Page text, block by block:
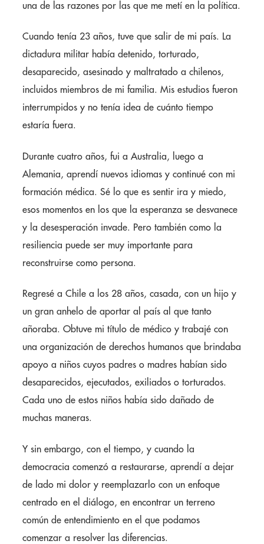
una de las razones por las que me metí en la política.
Cuando tenía 23 años, tuve que salir de mi país. La
dictadura militar había detenido, torturado,
desaparecido, asesinado y maltratado a chilenos,
incluidos miembros de mi familia. Mis estudios fueron
interrumpidos y no tenía idea de cuánto tiempo
estaría fuera.
Durante cuatro años, fui a Australia, luego a
Alemania, aprendí nuevos idiomas y continué con mi
formación médica. Sé lo que es sentir ira y miedo,
esos momentos en los que la esperanza se desvanece
y la desesperación invade. Pero también como la
resiliencia puede ser muy importante para
reconstruirse como persona.
Regresé a Chile a los 28 años, casada, con un hijo y
un gran anhelo de aportar al país al que tanto
añoraba. Obtuve mi título de médico y trabajé con
una organización de derechos humanos que brindaba
apoyo a niños cuyos padres o madres habían sido
desaparecidos, ejecutados, exiliados o torturados.
Cada uno de estos niños había sido dañado de
muchas maneras.
Y sin embargo, con el tiempo, y cuando la
democracia comenzó a restaurarse, aprendí a dejar
de lado mi dolor y reemplazarlo con un enfoque
centrado en el diálogo, en encontrar un terreno
común de entendimiento en el que podamos
comenzar a resolver las diferencias.